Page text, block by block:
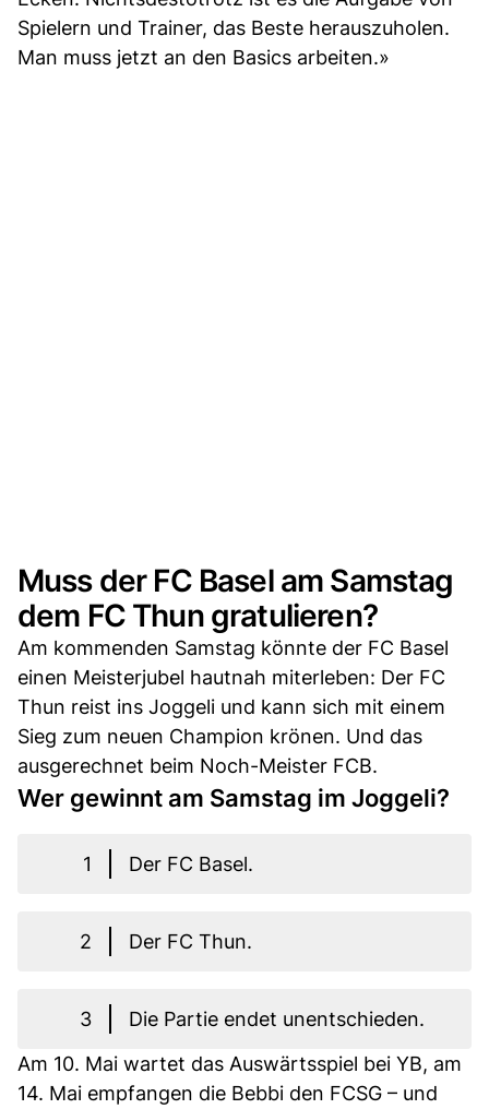
Spielern und Trainer, das Beste herauszuholen.
Man muss jetzt an den Basics arbeiten.»
Muss der FC Basel am Samstag
dem FC Thun gratulieren?
Am kommenden Samstag könnte der FC Basel
einen Meisterjubel hautnah miterleben: Der FC
Thun reist ins Joggeli und kann sich mit einem
Sieg zum neuen Champion krönen. Und das
ausgerechnet beim Noch-Meister FCB.
Wer gewinnt am Samstag im Joggeli?
1 Der FC Basel.
2 Der FC Thun.
3
Die Partie endet unentschieden.
Am 10. Mai wartet das Auswärtsspiel bei YB, am
14. Mai empfangen die Bebbi den FCSG – und